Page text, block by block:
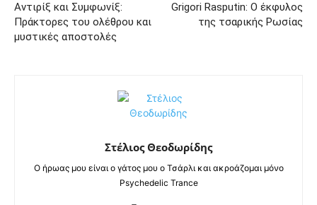
Αντιρίξ και Συμφωνίξ:
Πράκτορες του ολέθρου και
μυστικές αποστολές
Grigori Rasputin: Ο έκφυλος
της τσαρικής Ρωσίας
Στέλιος Θεοδωρίδης
Ο ήρωας μου είναι ο γάτος μου ο Τσάρλι και ακροάζομαι μόνο
Psychedelic Trance